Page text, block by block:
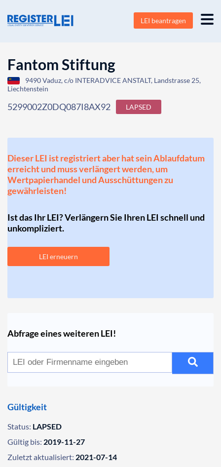
LEI beantragen
Fantom Stiftung
9490 Vaduz, c/o INTERADVICE ANSTALT, Landstrasse 25,
Liechtenstein
5299002Z0DQ087I8AX92 LAPSED
Dieser LEI ist registriert aber hat sein Ablaufdatum
erreicht und muss verlängert werden, um
Wertpapierhandel und Ausschüttungen zu
gewährleisten!
Ist das Ihr LEI? Verlängern Sie Ihren LEI schnell und
unkompliziert.
LEI erneuern
Abfrage eines weiteren LEI!
Gültigkeit
Status: LAPSED
Gültig bis: 2019-11-27
Zuletzt aktualisiert: 2021-07-14